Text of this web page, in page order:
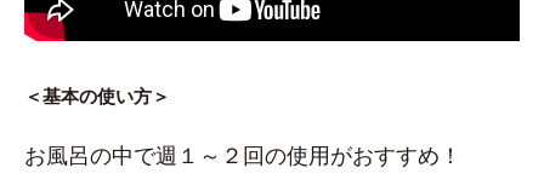
＜基本の使い方＞
お風呂の中で週１～２回の使用がおすすめ！